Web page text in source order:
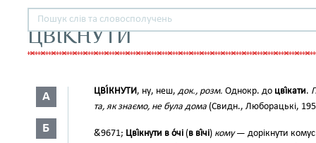
ЦВІКНУТИ
А
Б
ЦВІ́КНУТИ, ну, неш, док., розм. Однокр. до цві́кати.
та, як знаємо, не була дома (Свидн., Люборацькі,
&́9671; Цві́кнути в о́чі (в ві́чі) кому— дорікнути